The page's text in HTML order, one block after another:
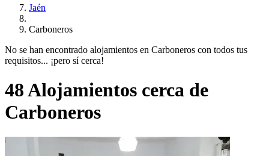
Jaén
Carboneros
No se han encontrado alojamientos en Carboneros con todos tus
requisitos... ¡pero sí cerca!
48 Alojamientos cerca de
Carboneros